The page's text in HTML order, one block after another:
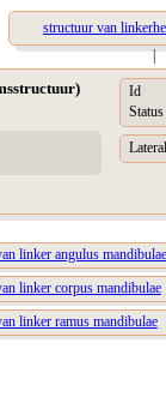
structuur van
|
Id
Status
linker angulus mandibulae
linker corpus mandibulae
linker ramus mandibulae